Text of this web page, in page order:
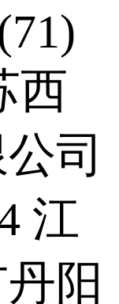
西
司
江
阳